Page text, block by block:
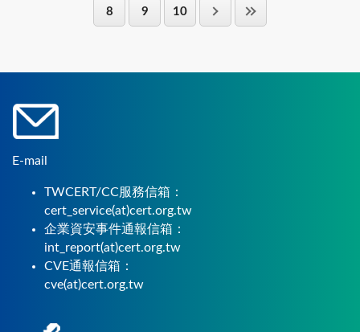
8 9 10
E-mail
TWCERT/CC服務信箱：
cert_service(at)cert.org.tw
企業資安事件通報信箱：
int_report(at)cert.org.tw
CVE通報信箱：
cve(at)cert.org.tw